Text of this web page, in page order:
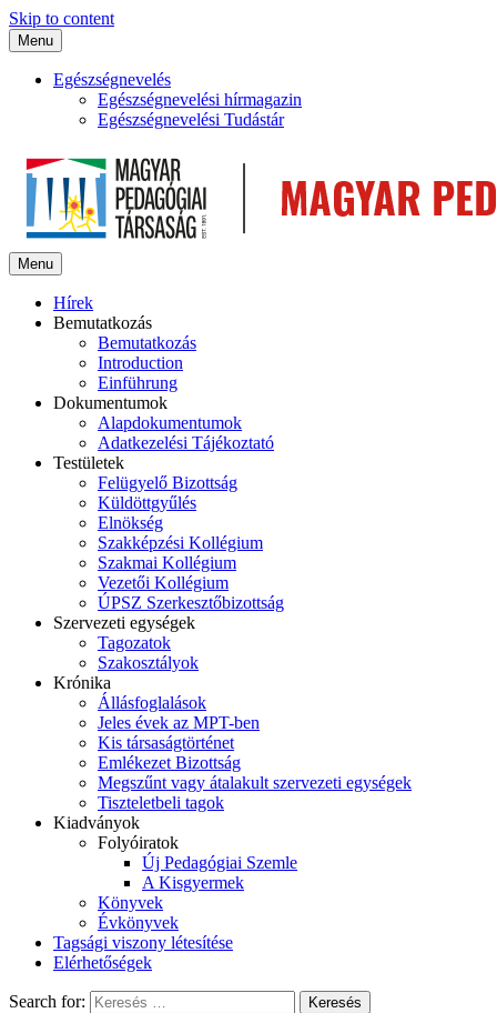
Skip to content
Menu
Egészségnevelés
Egészségnevelési hírmagazin
Egészségnevelési Tudástár
Menu
Hírek
Bemutatkozás
Bemutatkozás
Introduction
Einführung
Dokumentumok
Alapdokumentumok
Adatkezelési Tájékoztató
Testületek
Felügyelő Bizottság
Küldöttgyűlés
Elnökség
Szakképzési Kollégium
Szakmai Kollégium
Vezetői Kollégium
ÚPSZ Szerkesztőbizottság
Szervezeti egységek
Tagozatok
Szakosztályok
Krónika
Állásfoglalások
Jeles évek az MPT-ben
Kis társaságtörténet
Emlékezet Bizottság
Megszűnt vagy átalakult szervezeti egységek
Tiszteletbeli tagok
Kiadványok
Folyóiratok
Új Pedagógiai Szemle
A Kisgyermek
Könyvek
Évkönyvek
Tagsági viszony létesítése
Elérhetőségek
Search for: